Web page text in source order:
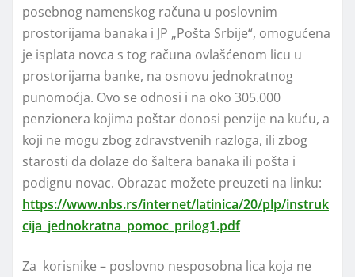
posebnog namenskog računa u poslovnim
prostorijama banaka i JP „Pošta Srbije“, omogućena
je isplata novca s tog računa ovlašćenom licu u
prostorijama banke, na osnovu jednokratnog
punomoćja. Ovo se odnosi i na oko 305.000
penzionera kojima poštar donosi penzije na kuću, a
koji ne mogu zbog zdravstvenih razloga, ili zbog
starosti da dolaze do šaltera banaka ili pošta i
podignu novac. Obrazac možete preuzeti na linku:
https://www.nbs.rs/internet/latinica/20/plp/instruk
cija_jednokratna_pomoc_prilog1.pdf
Za korisnike – poslovno nesposobna lica koja ne